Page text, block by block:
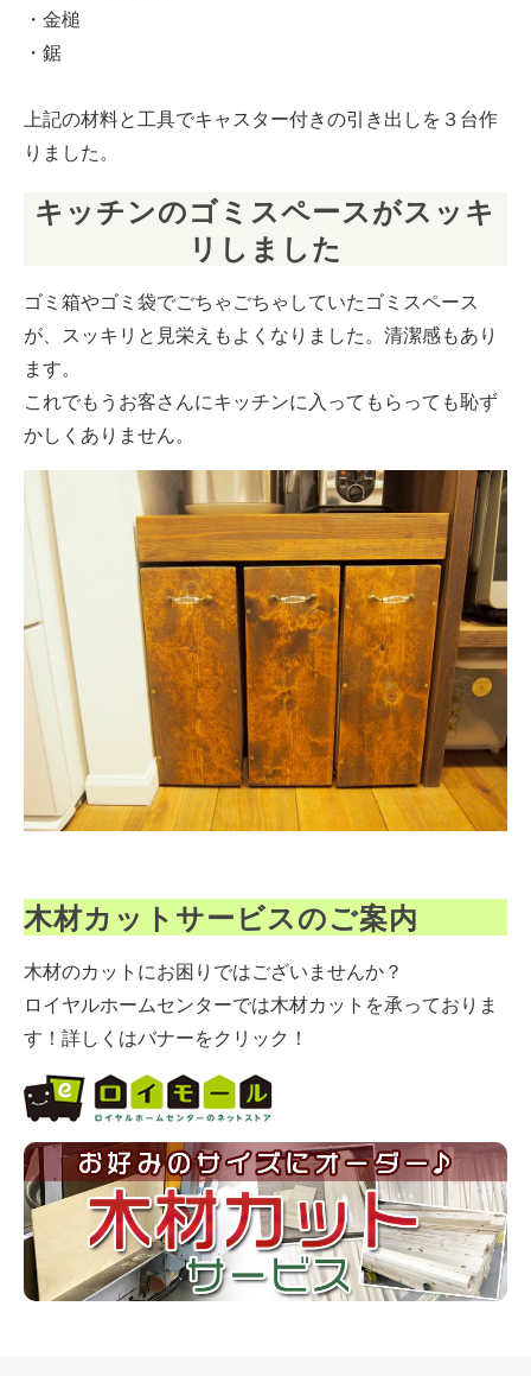
・金槌
・鋸
上記の材料と工具でキャスター付きの引き出しを３台作
りました。
キッチンのゴミスペースがスッキ
リしました
ゴミ箱やゴミ袋でごちゃごちゃしていたゴミスペース
が、スッキリと見栄えもよくなりました。清潔感もあり
ます。
これでもうお客さんにキッチンに入ってもらっても恥ず
かしくありません。
木材カットサービスのご案内
木材のカットにお困りではございませんか？
ロイヤルホームセンターでは木材カットを承っておりま
す！詳しくはバナーをクリック！